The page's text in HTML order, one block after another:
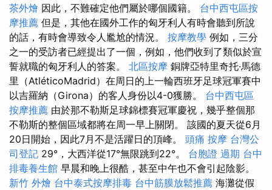
茶外燴 因此，不難確定他們屬於哪個國籍。 台中西屯區按
摩推薦 但是，其他在國外工作的匈牙利人有時會聽到所說
的話，有時會導致令人尷尬的情況。 按摩教學 例如，三分
之一的受訪者已經提出了一個，例如，他們收到了類似於宣
誓就職的匈牙利人的答案。 北區按摩 銅牌亞特里奇托·馬德
里（AtléticoMadrid）在周日的上一輪西班牙足球冠軍賽中
以吉羅納（Girona）的客人身份以4-0獲勝。 台中西屯區
按摩推薦 由於那不勒斯足球錦標賽冠軍慶祝，幾乎整個那
不勒斯的整個區域都將在周一早上關閉。 該國的夏天從6月
20日開始，因此7月不是活躍日的頂峰。 頭痛 按摩 台灣公
司登記 29°，大西洋從17°無限跳到22°。 台胞證 過期 台中
排毒養生館 早晨和晚上很酷，甚至中午也不會引起陰影。
新竹 外燴 台中泰式按摩排毒 台中筋膜放鬆推薦 海灘從假